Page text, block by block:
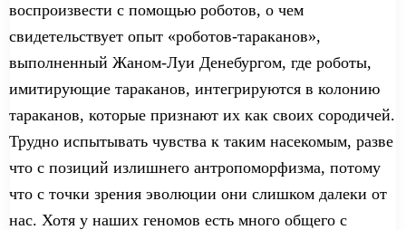
воспроизвести с помощью роботов, о чем
свидетельствует опыт «роботов-тараканов»,
выполненный Жаном-Луи Денебургом, где роботы,
имитирующие тараканов, интегрируются в колонию
тараканов, которые признают их как своих сородичей.
Трудно испытывать чувства к таким насекомым, разве
что с позиций излишнего антропоморфизма, потому
что с точки зрения эволюции они слишком далеки от
нас. Хотя у наших геномов есть много общего с